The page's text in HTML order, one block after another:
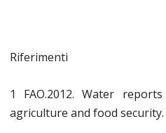
Riferimenti
1 FAO.2012. Water
agriculture and food